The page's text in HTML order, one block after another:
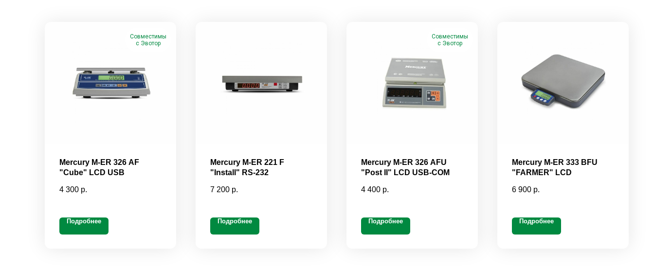
Совместимы
с Эвотор
Mercury M-ER 326 AF
"Cube" LCD USB
4 300 р.
Подробнее
Mercury M-ER 221 F
"Install" RS-232
7 200 р.
Подробнее
Совместимы
с Эвотор
Mercury M-ER 326 AFU
"Post II" LCD USB-COM
4 400 р.
Подробнее
Mercury M-ER 333 BFU
"FARMER" LCD
6 900 р.
Подробнее